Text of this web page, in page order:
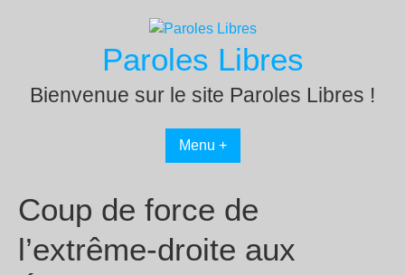
Paroles Libres
Bienvenue sur le site Paroles Libres !
Menu +
Coup de force de
l’extrême-droite aux